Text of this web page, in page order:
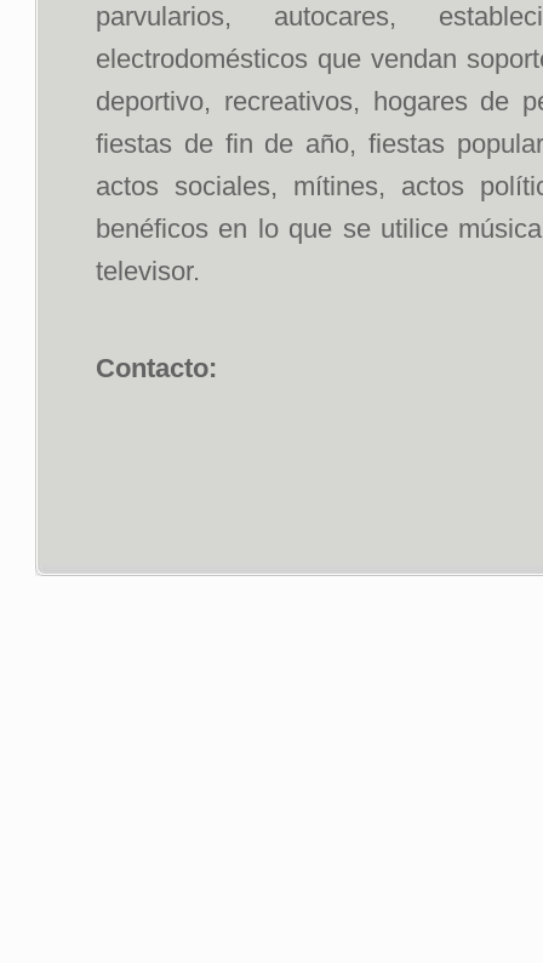
parvularios, autocares,
electrodomésticos que vendan
deportivo, recreativos, hogares de
fiestas de fin de año, fiestas
actos sociales, mítines, actos
benéficos en lo que se utilice
televisor.
Contacto: